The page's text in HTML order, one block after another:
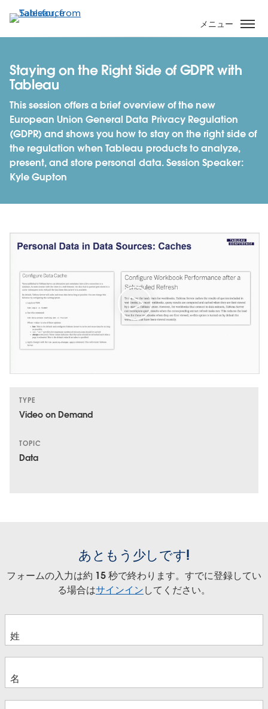
イ
ン
テ
動
メニュー
Staying on the Right Side of GDPR with
Tableau
This session offers a brief overview of the new
European Union General Data Privacy Regulation
(GDPR) and shows you how to stay on the right side of
the regulation when Tableau products to analyze,
present, and store personal data. Session Speaker:
Kyle Gupton
TYPE
Video on Demand
TOPIC
Data
あともう少しです!
フォームの入力は約 15 秒で終わります。すでに登録してい
る場合はサインインしてください。